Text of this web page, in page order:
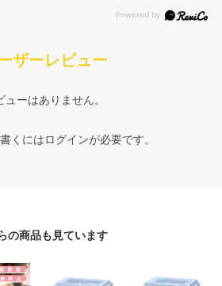
ザーレビュー
ューはありません。
くにはログインが必要です。
の商品も見ています